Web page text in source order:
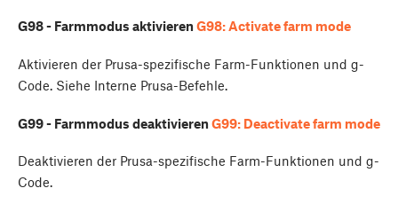
G98 - Farmmodus aktivierenG98: Activate farm mode
Aktivieren der Prusa-spezifische Farm-Funktionen und g-
Code. Siehe Interne Prusa-Befehle.
G99 - Farmmodus deaktivierenG99: Deactivate farm mode
Deaktivieren der Prusa-spezifische Farm-Funktionen und g-
Code.